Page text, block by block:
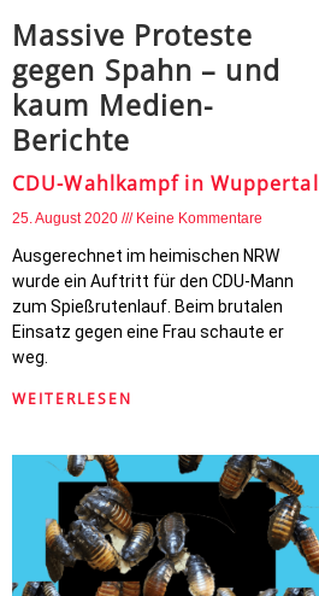
Massive Proteste
gegen Spahn – und
kaum Medien-
Berichte
CDU-Wahlkampf in Wuppertal
25. August 2020 Keine Kommentare
Ausgerechnet im heimischen NRW
wurde ein Auftritt für den CDU-Mann
zum Spießrutenlauf. Beim brutalen
Einsatz gegen eine Frau schaute er
weg.
WEITERLESEN